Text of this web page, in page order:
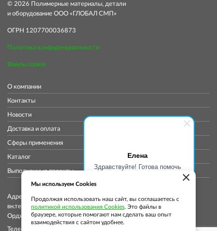
Елена
Здравствуйте! Готова помочь
© 2026 Полимерные материалы, детали
и оборудование ООО «ГЛОБАЛ СМП»
ОГРН 1207700036873
Политика конфиденциальности
Файлы cookie
О компании
Контакты
Новости
Доставка и оплата
Сферы применения
Каталог
Выполненные проекты
Адрес коммерческого отдела: 115419, Город Москва,
вн.тер.г. муниципальный округ Донской, ул
Орджоникидзе, д. 11, стр. 11, помещ. 12/5
Телефон: +7 (913) 913-76-37
×
Мы используем Cookies
Продолжая использовать наш сайт, вы соглашаетесь с
политикой использования Cookies. Это файлы в
браузере, которые помогают нам сделать ваш опыт
взаимодействия с сайтом удобнее.